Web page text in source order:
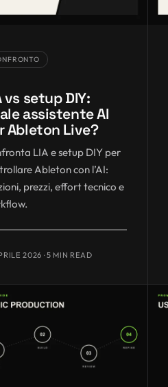
vs setup DIY:
assistente AI
Ableton Live?
LIA e setup DIY per
Ableton con l’AI:
prezzi, effort tecnico e
2026 · 5 MIN READ